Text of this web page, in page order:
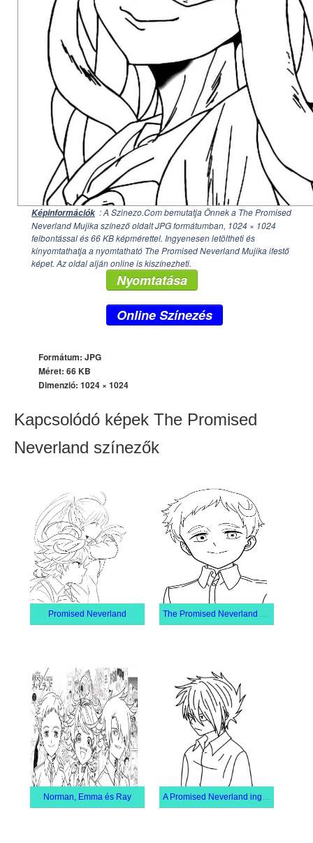
Képinformációk : A Szinezo.Com bemutatja Önnek a The Promised
Neverland Mujika színező oldalt JPG formátumban, 1024 × 1024
felbontással és 66 KB képmérettel. Ingyenesen letöltheti és
kinyomtathatja a nyomtatható The Promised Neverland Mujika ifestő
képet. Az oldal alján online is kiszínezheti.
Nyomtatása
Online Színezés
Formátum: JPG
Méret: 66 KB
Dimenzió: 1024 × 1024
Kapcsolódó képek The Promised
Neverland színezők
Promised Neverland The Promised Neverland Norman
Norman, Emma és Ray A Promised Neverland ingyenesen nyomtatható